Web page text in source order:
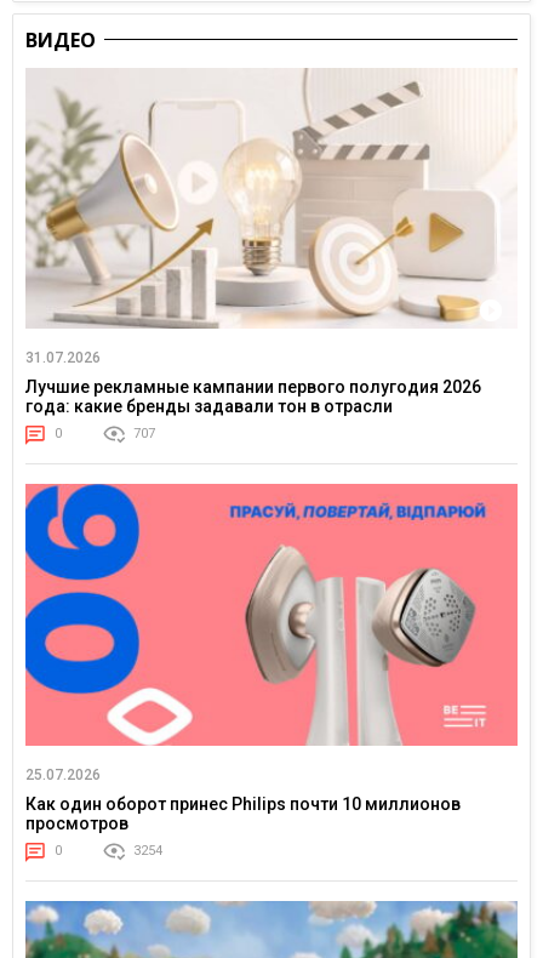
ВИДЕО
31.07.2026
Лучшие рекламные кампании первого полугодия 2026
года: какие бренды задавали тон в отрасли
0 707
25.07.2026
Как один оборот принес Philips почти 10 миллионов
просмотров
0 3254